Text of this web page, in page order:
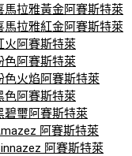
馬拉雅黃金阿賽斯特萊
馬拉雅紅金阿賽斯特萊
火阿賽斯特萊
色阿賽斯特萊
色火焰阿賽斯特萊
色阿賽斯特萊
碧璽阿賽斯特萊
阿賽斯特萊
阿賽斯特萊